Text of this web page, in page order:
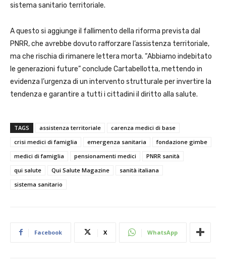
sistema sanitario territoriale.
A questo si aggiunge il fallimento della riforma prevista dal
PNRR, che avrebbe dovuto rafforzare l’assistenza territoriale,
ma che rischia di rimanere lettera morta. “Abbiamo indebitato
le generazioni future” conclude Cartabellotta, mettendo in
evidenza l’urgenza di un intervento strutturale per invertire la
tendenza e garantire a tutti i cittadini il diritto alla salute.
TAGS assistenza territoriale
carenza medici di base
crisi medici di famiglia
emergenza sanitaria
fondazione gimbe
medici di famiglia
pensionamenti medici
PNRR sanità
qui salute
Qui Salute Magazine
sanità italiana
sistema sanitario
Facebook X WhatsApp